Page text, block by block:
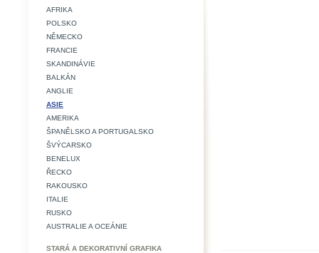
AFRIKA
POLSKO
NĚMECKO
FRANCIE
SKANDINÁVIE
BALKÁN
ANGLIE
ASIE
AMERIKA
ŠPANĚLSKO A PORTUGALSKO
ŠVÝCARSKO
BENELUX
ŘECKO
RAKOUSKO
ITALIE
RUSKO
AUSTRALIE A OCEÁNIE
STARÁ A DEKORATIVNÍ GRAFIKA